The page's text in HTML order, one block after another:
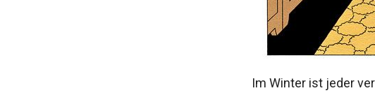
Im Winter ist jeder